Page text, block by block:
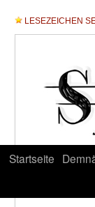
LESEZEICHEN
Startseite